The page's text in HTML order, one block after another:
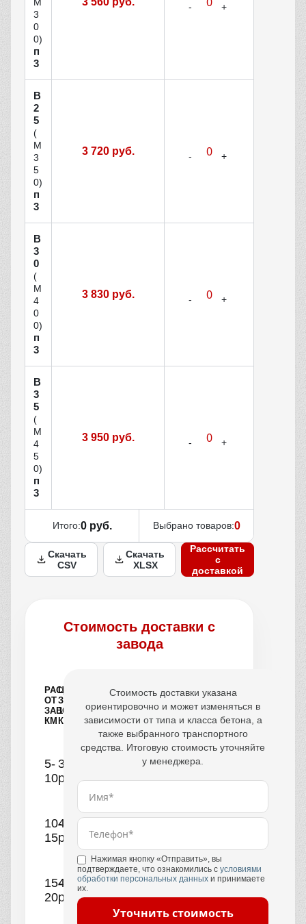
М
3
0
0)
п
3
В
2
5
(
М
3
5
0)
п
3
3 720 руб.
В
3
0
(
М
4
0
0)
п
3
3 830 руб.
В
3
5
(
М
4
5
0)
п
3
3 950 руб.
Итого:0 руб. Выбрано товаров:0
Скачать
CSV
Скачать
XLSX
Рассчитать
с
доставкой
Стоимость доставки с
завода
РАССТОЯНИЕ
ОТ
ЗАВОДА,
КМ
ЦЕНА
ЗА
1
КУБ
5-
10
390
руб.
10-
15
440
руб.
15-
20
490
руб.
Стоимость доставки указана
ориентировочно и может изменяться в
зависимости от типа и класса бетона, а
также выбранного транспортного
средства. Итоговую стоимость уточняйте
у менеджера.
Нажимая кнопку «Отправить», вы
подтверждаете, что ознакомились с условиями
обработки персональных данных и принимаете
их.
Уточнить стоимость